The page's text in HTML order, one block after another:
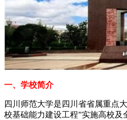
一、学校简介
四川师范大学是四川省省属重点
校基础能力建设工程”实施高校